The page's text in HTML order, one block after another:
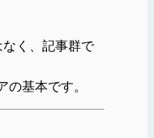
く、記事群で
基本です。